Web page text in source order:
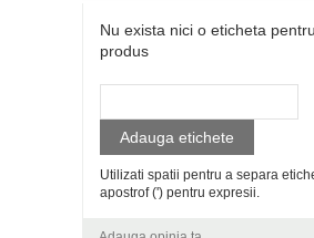
Nu exista nici o eticheta
produs
Adauga etichete
Utilizati spatii pentru a separa
apostrof (') pentru expresii.